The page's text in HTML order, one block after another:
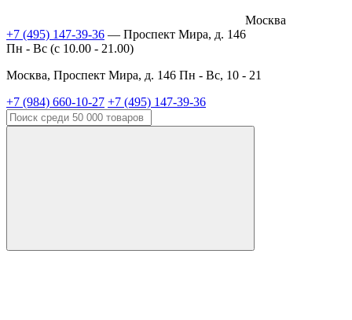
Москва
+7 (495) 147-39-36 — Проспект Мира, д. 146
Пн - Вс (c 10.00 - 21.00)
Москва, Проспект Мира, д. 146 Пн - Вс, 10 - 21
+7 (984) 660-10-27 +7 (495) 147-39-36